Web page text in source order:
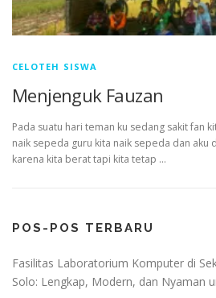
CELOTEH SISWA
Menjenguk Fauzan
Pada suatu hari teman ku sedang sakit fan
naik sepeda guru kita naik sepeda dan aku
karena kita berat tapi kita tetap …
POS-POS TERBARU
Fasilitas Laboratorium Komputer di
Solo: Lengkap, Modern, dan Nyaman